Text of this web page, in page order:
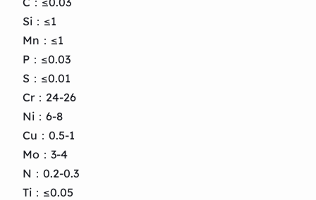
Si：≤1
Mn：≤1
P：≤0.03
S：≤0.01
Cr：24-26
Ni：6-8
Cu：0.5-1
Mo：3-4
N：0.2-0.3
Ti：≤0.05